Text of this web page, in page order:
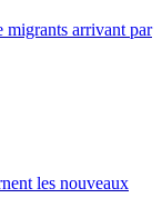
migrants arrivant par
les nouveaux